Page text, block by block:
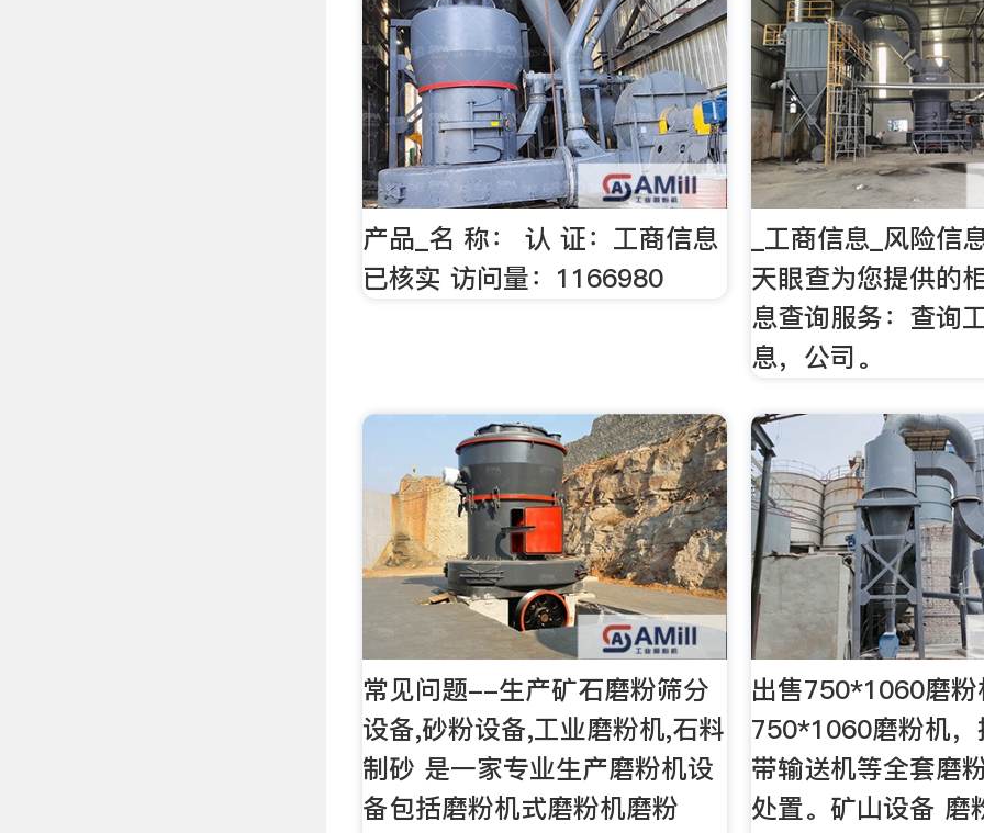
产品_名 称： 认 证：工商信息
已核实 访问量：1166980
_工商信息_风险信
天眼查为您提供的
息查询服务：查询
息，公司。
常见问题--生产矿石磨粉筛分
设备,砂粉设备,工业磨粉机,石料
制砂 是一家专业生产磨粉机设
备包括磨粉机式磨粉机磨粉
出售750*1060磨
750*1060磨粉机
带输送机等全套磨
处置。矿山设备 磨